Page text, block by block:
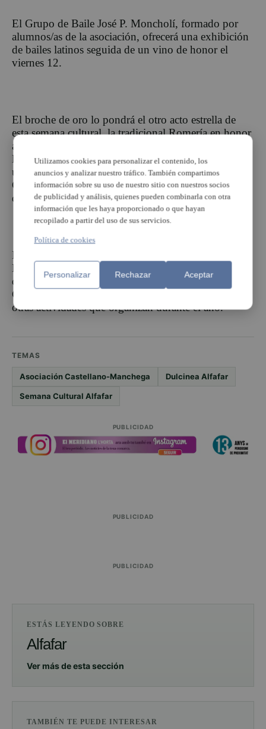
El Grupo de Baile José P. Moncholí, formado por
alumnos/as de la asociación, ofrecerá una exhibición
de bailes latinos seguida de un vino de honor el
viernes 12.
El broche de oro lo pondrá el otro acto estrella de
esta semana cultural, la tradicional Romería en honor
a Nuestra Señora de Cortes a las10h desde la sede de
la asociación al Colegio Jaume I, donde se ofrecerán
unos gazpachos manchegos amenizados por el
Grupo de Jotas, Rondalla y Coro de la Casa Miguel
de Cervantes de Xirivella.
La Asociación Castellano-Manchega L’Horta Sud
Dulcinea de
del municipio a pasarse por su sede en la C/Cid
Campeador nº5, para conocer y participar en éstas y
otras actividades que organizan durante el año.
TEMAS
Asociación Castellano-Manchega Dulcinea Alfafar
Semana Cultural Alfafar
PUBLICIDAD
PUBLICIDAD
PUBLICIDAD
ESTÁS LEYENDO SOBRE
Alfafar
Ver más de esta sección
TAMBIÉN TE PUEDE INTERESAR
Utilizamos cookies para personalizar el contenido, los
anuncios y analizar nuestro tráfico. También compartimos
información sobre su uso de nuestro sitio con nuestros socios
de publicidad y análisis, quienes pueden combinarla con otra
información que les haya proporcionado o que hayan
recopilado a partir del uso de sus servicios.
Política de cookies
Personalizar Rechazar Aceptar